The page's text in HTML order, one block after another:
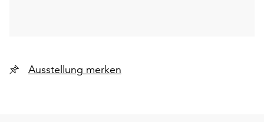
Ausstellung merken